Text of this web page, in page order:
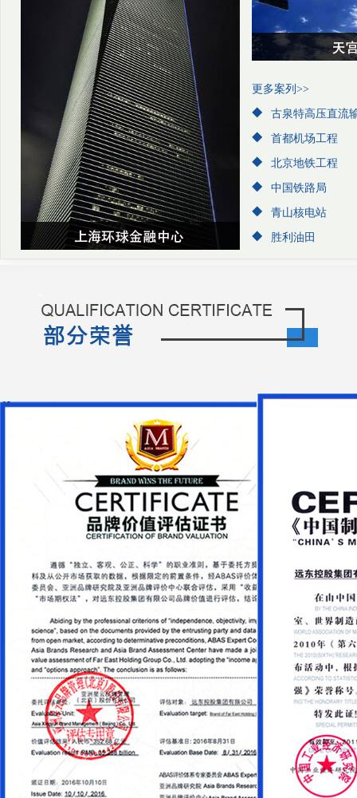
更多案列>>
古泉特高压直流
首都机场工程
北京地铁工程
中国铁路局
青山核电站
胜利油田